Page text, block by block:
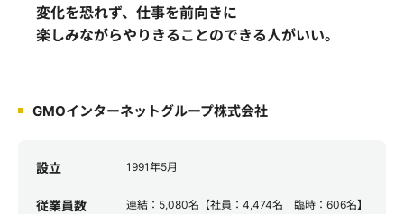
変化を恐れず、仕事を前向きに
楽しみながらやりきることのできる人がいい。
GMOインターネットグループ株式会社
設立 1991年5月
従業員数
連結：5,080名【社員：4,474名 臨時：606名】